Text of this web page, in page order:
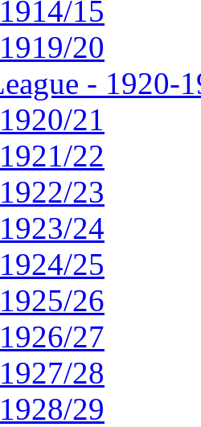
15
20
- 1920-
21
22
23
24
25
26
27
28
29